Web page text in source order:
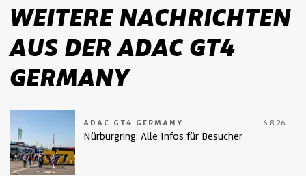
WEITERE NACHRICHTEN
AUS DER ADAC GT4
GERMANY
ADAC GT4 GERMANY 6.8.26
Nürburgring: Alle Infos für Besucher